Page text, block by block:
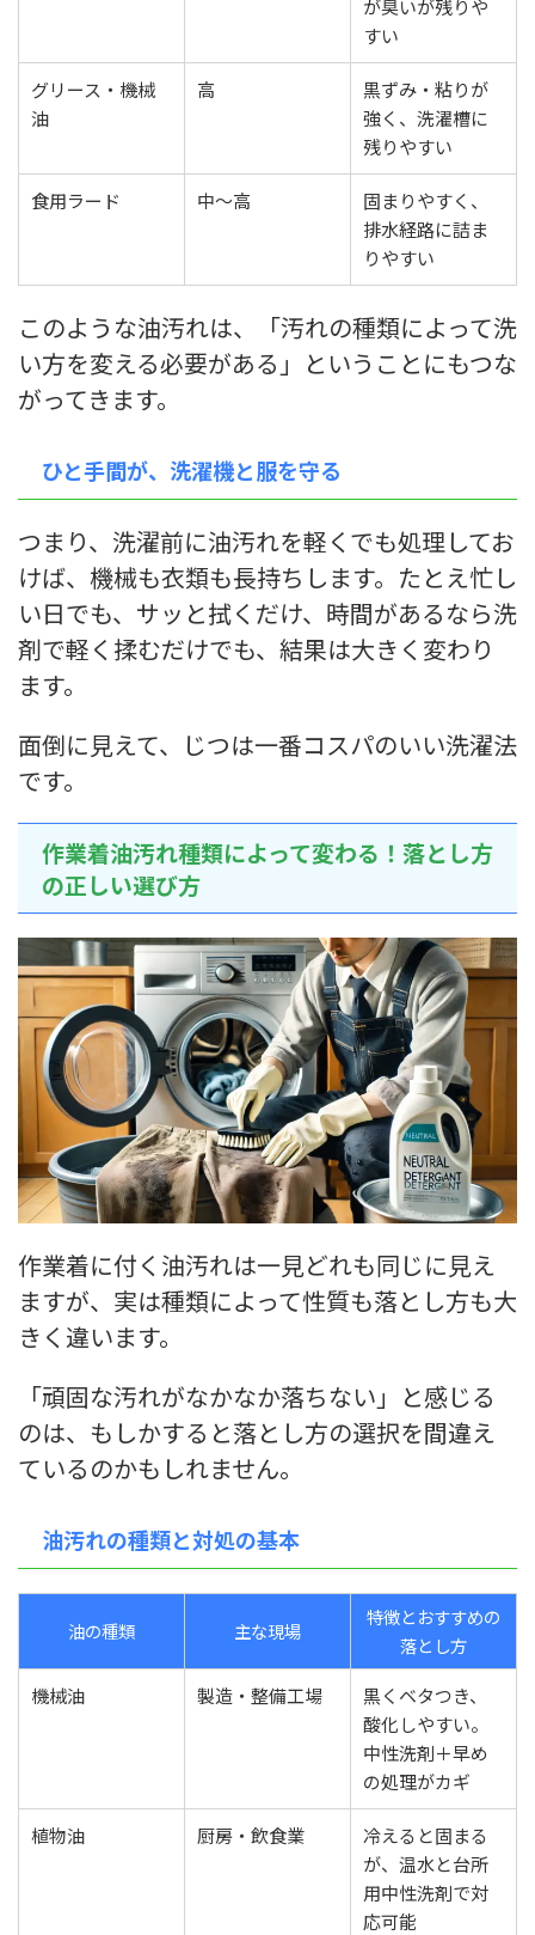
が臭いが残りや
すい
グリース・機械
油
高
黒ずみ・粘りが
強く、洗濯槽に
残りやすい
食用ラード 中〜高
固まりやすく、
排水経路に詰ま
りやすい
このような油汚れは、「汚れの種類によって洗
い方を変える必要がある」ということにもつな
がってきます。
ひと手間が、洗濯機と服を守る
つまり、洗濯前に油汚れを軽くでも処理してお
けば、機械も衣類も長持ちします。たとえ忙し
い日でも、サッと拭くだけ、時間があるなら洗
剤で軽く揉むだけでも、結果は大きく変わり
ます。
面倒に見えて、じつは一番コスパのいい洗濯法
です。
作業着油汚れ種類によって変わる！落とし方
の正しい選び方
作業着に付く油汚れは一見どれも同じに見え
ますが、実は種類によって性質も落とし方も大
きく違います。
「頑固な汚れがなかなか落ちない」と感じる
のは、もしかすると落とし方の選択を間違え
ているのかもしれません。
油汚れの種類と対処の基本
油の種類 主な現場
特徴とおすすめの
落とし方
機械油
製造・整備工場
黒くベタつき、
酸化しやすい。
中性洗剤＋早め
の処理がカギ
植物油 厨房・飲食業
冷えると固まる
が、温水と台所
用中性洗剤で対
応可能